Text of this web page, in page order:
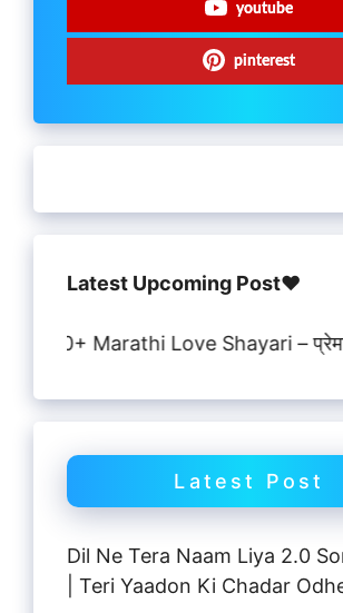
youtube
pinterest
Latest Upcoming Post♥️
Marathi Love Shayari – प्रेमाच्या
Latest Post
Dil Ne Tera Naam Liya 2.0
| Teri Yaadon Ki Chadar